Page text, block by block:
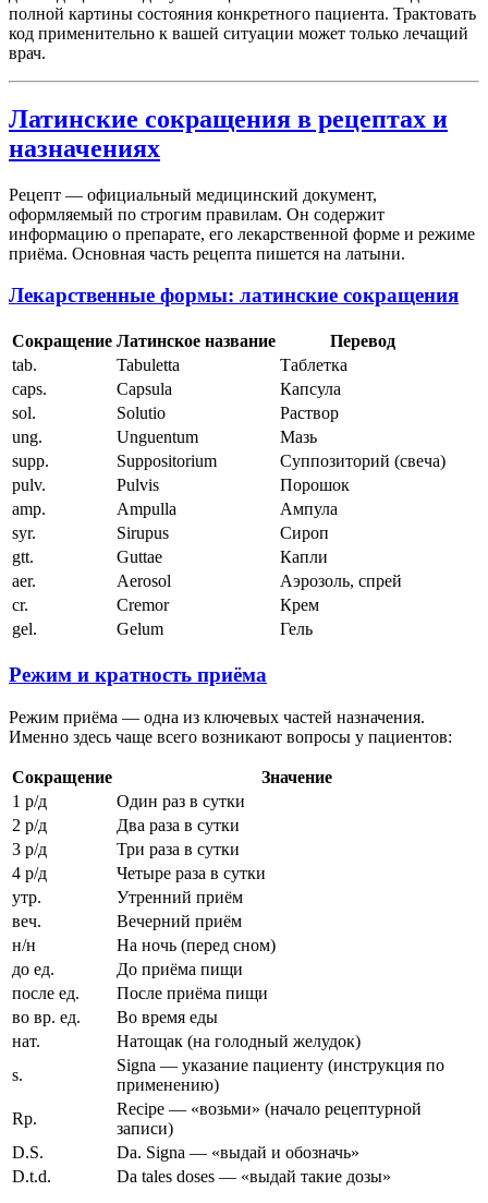
полной картины состояния конкретного пациента. Трактовать
код применительно к вашей ситуации может только лечащий
врач.
Латинские сокращения в рецептах и
назначениях
Рецепт — официальный медицинский документ,
оформляемый по строгим правилам. Он содержит
информацию о препарате, его лекарственной форме и режиме
приёма. Основная часть рецепта пишется на латыни.
Лекарственные формы: латинские сокращения
Сокращение Латинское название
Перевод
tab.
Tabuletta
Таблетка
caps.
Capsula
Капсула
sol.
Solutio
Раствор
ung.
Unguentum
Мазь
supp.
Suppositorium
Суппозиторий (свеча)
pulv.
Pulvis
Порошок
amp.
Ampulla
Ампула
syr.
Sirupus
Сироп
gtt.
Guttae
Капли
aer.
Aerosol
Аэрозоль, спрей
cr.
Cremor
Крем
gel.
Gelum Гель
Режим и кратность приёма
Режим приёма — одна из ключевых частей назначения.
Именно здесь чаще всего возникают вопросы у пациентов:
Сокращение
Значение
1 р/д
Один раз в сутки
2 р/д
Два раза в сутки
3 р/д
Три раза в сутки
4 р/д
Четыре раза в сутки
утр.
Утренний приём
веч.
Вечерний приём
н/н
На ночь (перед сном)
до ед.
До приёма пищи
после ед.
После приёма пищи
во вр. ед.
Во время еды
нат.
Натощак (на голодный желудок)
s.
Signa — указание пациенту (инструкция по
применению)
Rp.
Recipe — «возьми» (начало рецептурной
записи)
D.S.
Da. Signa — «выдай и обозначь»
D.t.d.
Da tales doses — «выдай такие дозы»